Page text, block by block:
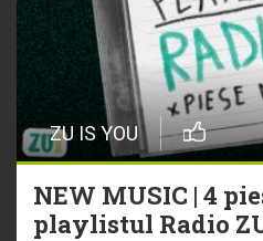
ZU IS YOU
NEW MUSIC | 4
playlistul Radio